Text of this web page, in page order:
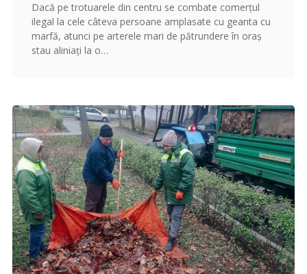
Dacă pe trotuarele din centru se combate comerțul
ilegal la cele câteva persoane amplasate cu geanta cu
marfă, atunci pe arterele mari de pătrundere în oraș
stau aliniați la o…